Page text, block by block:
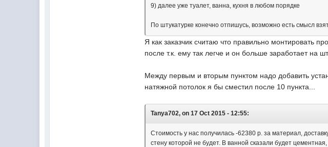
9) далее уже туалет, ванна, кухня в любом порядке
По штукатурке конечно отпишусь, возможно есть смысл
Я как заказчик считаю что правильно монтировать
после т.к. ему так легче и он больше заработает на
Между первым и вторым пунктом надо добавить
натяжной потолок я бы сместил после 10 пункта...
Tanya702, on 17 Oct 2015 - 12:55:
Стоимость у нас получилась -62380 р. за материал,
стену которой не будет. В ванной сказали будет